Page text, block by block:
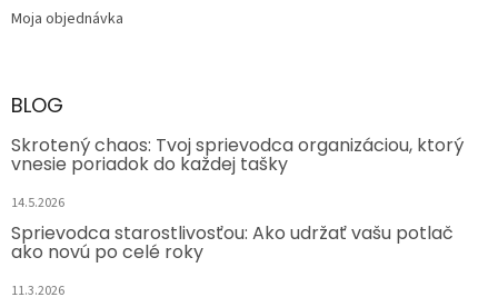
Moja objednávka
BLOG
Skrotený chaos: Tvoj sprievodca organizáciou, ktorý
vnesie poriadok do každej tašky
14.5.2026
Sprievodca starostlivosťou: Ako udržať vašu potlač
ako novú po celé roky
11.3.2026